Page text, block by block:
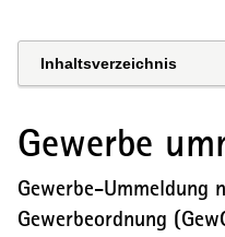
Inhaltsverzeichnis
Gewerbe
Gewerbe-Ummeldung
Gewerbeordnung